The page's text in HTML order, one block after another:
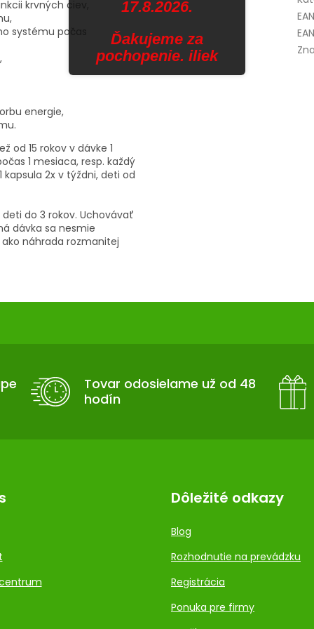
krvných ciev,
systému počas
energie,
od 15 rokov v dávke 1
1 mesiaca, resp. každý
kapsula 2x v týždni, deti od
do 3 rokov. Uchovávať
dávka sa nesmie
náhrada rozmanitej
EAN
Tovar odosielame už od 48
hodín
Dôležité odkazy
Blog
Rozhodnutie na prevádzku
Registrácia
Ponuka pre firmy
17.8.2026.
Ďakujeme za
pochopenie. iliek